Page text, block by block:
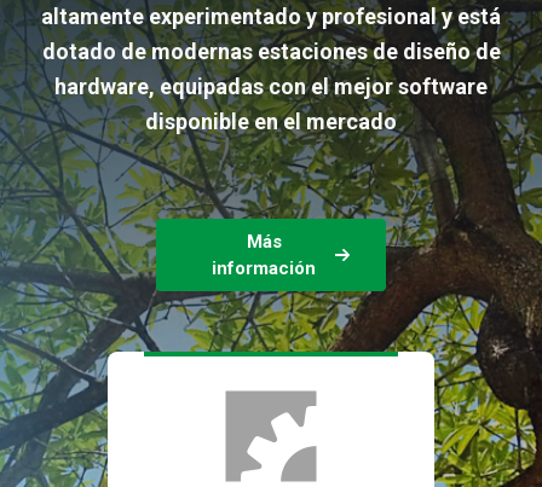
altamente experimentado y profesional y está
dotado de modernas estaciones de diseño de
hardware, equipadas con el mejor software
disponible en el mercado
Más
información